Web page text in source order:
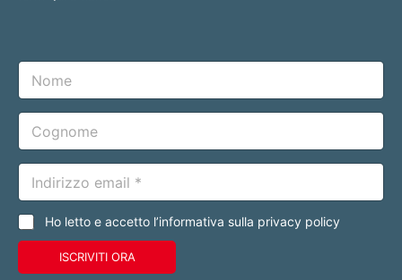
N
m
e
C
g
n
m
E
a
i
l
*
C
Ho letto e accetto l’informativa sulla privacy policy
ISCRIVITI ORA